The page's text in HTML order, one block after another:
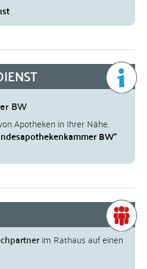
BW
Apotheken in Ihrer Nähe.
BW"
im Rathaus auf einen